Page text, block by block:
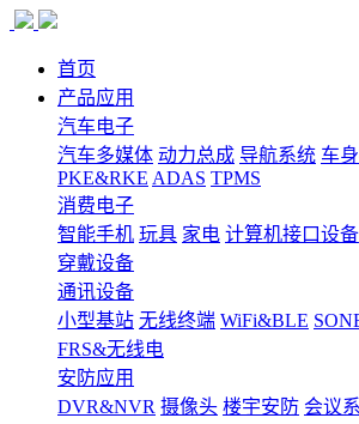
首页
产品应用
汽车电子
汽车多媒体 动力总成 导航系统 车
PKE&RKE ADAS TPMS
消费电子
智能手机 玩具 家电 计算机接口设备
穿戴设备
通讯设备
小型基站 无线终端 WiFi&BLE
FRS&无线电
安防应用
DVR&NVR 摄像头 楼宇安防 会议